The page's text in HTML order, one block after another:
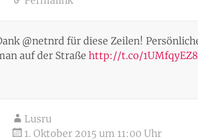
@netnrd für diese Zeilen!
auf der Straße http://t.co/
Lusru
1. Oktober 2015 um 11:00 Uhr